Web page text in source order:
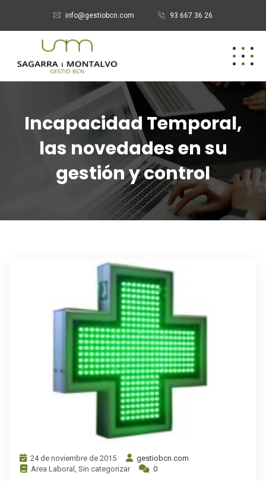
info@gestiobcn.com 93 667 36 26
Incapacidad Temporal,
las novedades en su
gestión y control
24 de noviembre de 2015
gestiobcn.com
Area Laboral , Sin categorizar 0